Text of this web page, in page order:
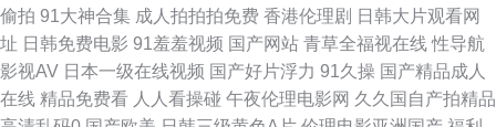
产成人精品网 国产精品后入 狼友导航主页 国产无码二区高清亚洲 日韩中文
三级 亚洲AV无码久久狠狠精品 青草操中文字幕 五月丁香爱爱 在线观看欧美
偷拍 91大神合集 成人拍拍拍免费 香港伦理剧 日韩大片观看网
址 日韩免费电影 91羞羞视频 国产网站 青草全福视在线 性导航
影视AV 日本一级在线视频 国产好片浮力 91久操 国产精品成人
在线 精品免费看 人人看操碰 午夜伦理电影网 久久国自产拍精品